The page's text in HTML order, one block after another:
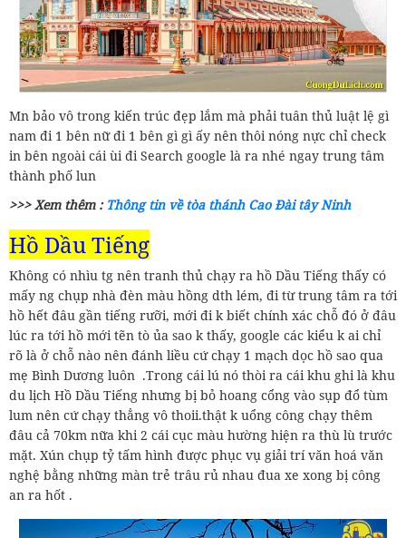
Mn bảo vô trong kiến trúc đẹp lắm mà phải tuân thủ luật lệ gì
nam đi 1 bên nữ đi 1 bên gì gì ấy nên thôi nóng nực chỉ check
in bên ngoài cái ùi đi Search google là ra nhé ngay trung tâm
thành phố lun
>>> Xem thêm : Thông tin về tòa thánh Cao Đài tây Ninh
Hồ Dầu Tiếng
Không có nhìu tg nên tranh thủ chạy ra hồ Dầu Tiếng thấy có
mấy ng chụp nhà đèn màu hồng dth lém, đi từ trung tâm ra tới
hồ hết đâu gần tiếng rưỡi, mới đi k biết chính xác chỗ đó ở đâu
lúc ra tới hồ mới tẽn tò ủa sao k thấy, google các kiểu k ai chỉ
rõ là ở chỗ nào nên đánh liều cứ chạy 1 mạch dọc hồ sao qua
mẹ Bình Dương luôn .Trong cái lú nó thòi ra cái khu ghi là khu
du lịch Hồ Dầu Tiếng nhưng bị bỏ hoang cổng vào sụp đổ tùm
lum nên cứ chạy thẳng vô thoii.thật k uổng công chạy thêm
đâu cả 70km nữa khi 2 cái cục màu hường hiện ra thù lù trước
mặt. Xún chụp tỷ tấm hình được phục vụ giải trí văn hoá văn
nghệ bằng những màn trẻ trâu rủ nhau đua xe xong bị công
an ra hốt .